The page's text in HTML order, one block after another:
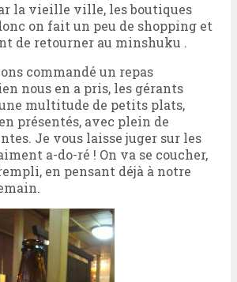
la vieille ville, les boutiques
on fait un peu de shopping et
de retourner au minshuku .
commandé un repas
nous en a pris, les gérants
multitude de petits plats,
présentés, avec plein de
Je vous laisse juger sur les
a-do-ré ! On va se coucher,
en pensant déjà à notre